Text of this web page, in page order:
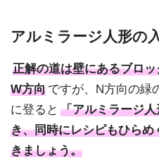
アルミラージ人形の
正解の道は壁にあるブロ
W方向 ですが、N方向の緑
に登ると 「アルミラージ
き、同時にレシピもひら
きましょう。